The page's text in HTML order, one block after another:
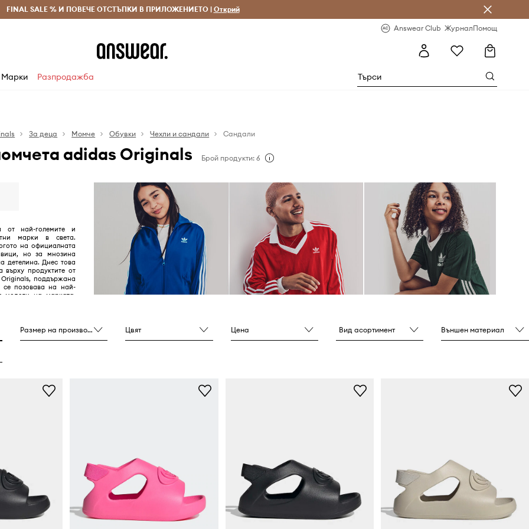
и връщане за поръчки над 70 EUR Доставка 1-5 дни
FINAL SALE % И ПОВЕЧЕ ОТСТЪПКИ В ПРИЛОЖЕНИЕТО | Открий
Answear Club ЖурналПомощ
Марки Разпродажба
За деца Момче Обувки Чехли и сандали Сандали
adidas Originals Брой продукти: 6
от най-големите и
марки в света.
на официалната
но за мнозина
детелина. Днес това
върху продуктите от
поддържана
се позовава на най-
модели на марката,
Размер на производителя Цвят Цена Вид асортимент Външен материал